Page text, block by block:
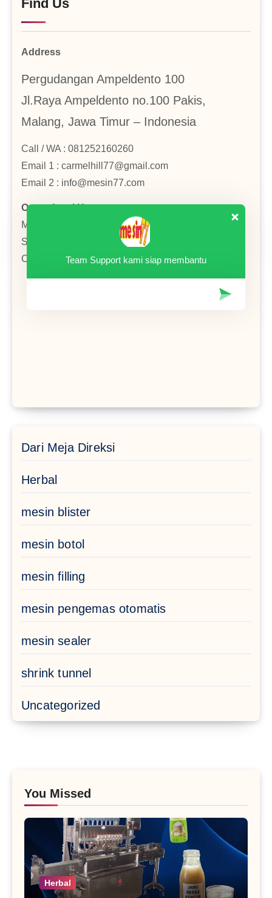
Find Us
Address
Pergudangan Ampeldento 100
Jl.Raya Ampeldento no.100 Pakis,
Malang, Jawa Timur – Indonesia
Call / WA : 081252160260
Email 1 : carmelhill77@gmail.com
Email 2 : info@mesin77.com
Operational Hours
Monday–Friday: 8:00AM–4:00PM
Saturday : 8:00AM–2:00PM
Close in Sunday and National Holiday
Dari Meja Direksi
Herbal
mesin blister
mesin botol
mesin filling
mesin pengemas otomatis
mesin sealer
shrink tunnel
Uncategorized
You Missed
Herbal
Team Support kami siap membantu